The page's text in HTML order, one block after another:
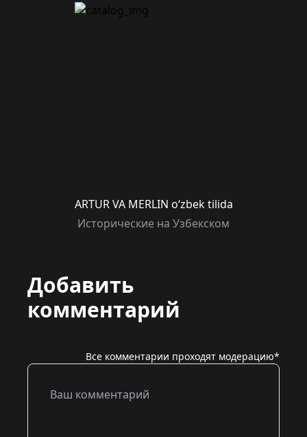
ARTUR VA MERLIN o‘zbek tilida
Исторические на Узбекском
Добавить
комментарий
Все комментарии проходят модерацию*